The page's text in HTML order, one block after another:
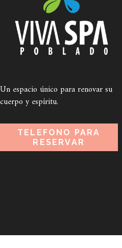
Un espacio único para renovar su
cuerpo y espíritu.
TELEFONO PARA
RESERVAR